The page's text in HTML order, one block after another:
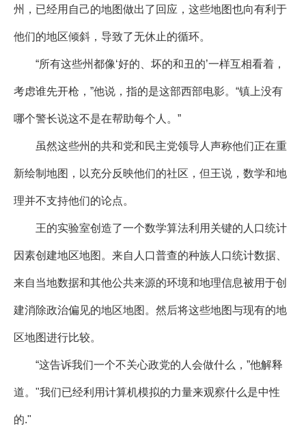
州，已经用自己的地图做出了回应，这些地图也向有利于
他们的地区倾斜，导致了无休止的循环。
“所有这些州都像‘好的、坏的和丑的’一样互相看着，
考虑谁先开枪，”他说，指的是这部西部电影。“镇上没有
哪个警长说这不是在帮助每个人。”
虽然这些州的共和党和民主党领导人声称他们正在重
新绘制地图，以充分反映他们的社区，但王说，数学和地
理并不支持他们的论点。
王的实验室创造了一个数学算法利用关键的人口统计
因素创建地区地图。来自人口普查的种族人口统计数据、
来自当地数据和其他公共来源的环境和地理信息被用于创
建消除政治偏见的地区地图。然后将这些地图与现有的地
区地图进行比较。
“这告诉我们一个不关心政党的人会做什么，”他解释
道。"我们已经利用计算机模拟的力量来观察什么是中性
的."